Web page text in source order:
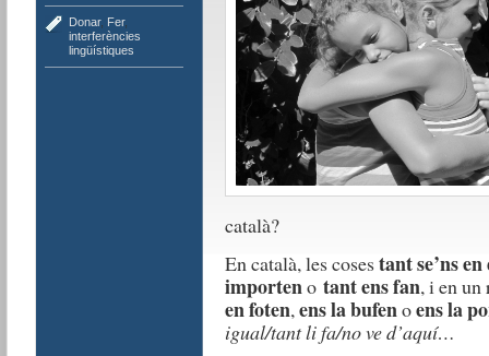
Donar, Fer,
interferències
lingüístiques
català?
En català, les cosestant se’ns
importeno tant ens fan, i en un
en foten,ens la bufenoens la
igual/tant li fa/no ve d’aquí…